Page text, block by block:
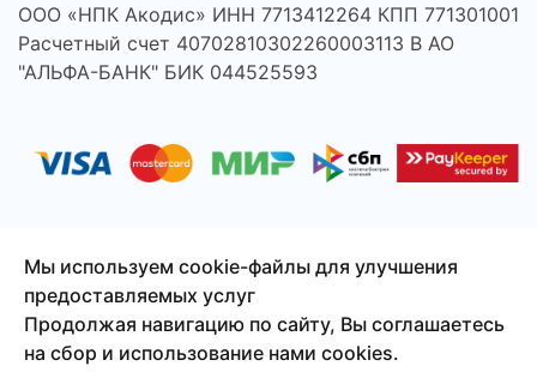
ООО «НПК Акодис» ИНН 7713412264 КПП 771301001
Расчетный счет 40702810302260003113 В АО
"АЛЬФА-БАНК" БИК 044525593
© 2026 Акодис - продажа компонентов для телефонов,
ноутбуков, планшетов и другой техники.
Сайт создан
Мы используем cookie-файлы для улучшения
предоставляемых услуг
Продолжая навигацию по сайту, Вы соглашаетесь
на сбор и использование нами cookies.